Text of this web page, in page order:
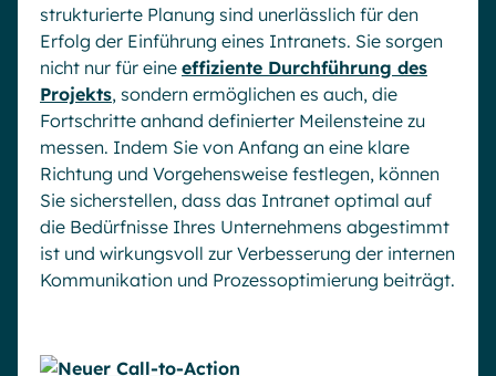
strukturierte Planung sind unerlässlich für den
Erfolg der Einführung eines Intranets. Sie sorgen
nicht nur für eine effiziente Durchführung des
Projekts, sondern ermöglichen es auch, die
Fortschritte anhand definierter Meilensteine zu
messen. Indem Sie von Anfang an eine klare
Richtung und Vorgehensweise festlegen, können
Sie sicherstellen, dass das Intranet optimal auf
die Bedürfnisse Ihres Unternehmens abgestimmt
ist und wirkungsvoll zur Verbesserung der internen
Kommunikation und Prozessoptimierung beiträgt.